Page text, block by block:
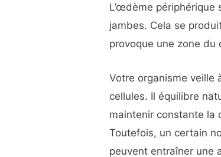
L’œdème
jambes. Cela se
provoque une zone du
Votre organisme veille
cellules. Il équilibre
maintenir constante la
Toutefois, un certain
peuvent entraîner une